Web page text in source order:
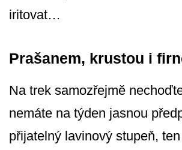
iritovat…
Prašanem, krustou i
Na trek samozřejmě
nemáte na týden jasnou
přijatelný lavinový stupeň,